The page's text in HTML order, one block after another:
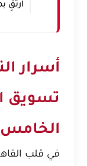
ارتقِ
أسرار
تسويق
الخامس
في قلب